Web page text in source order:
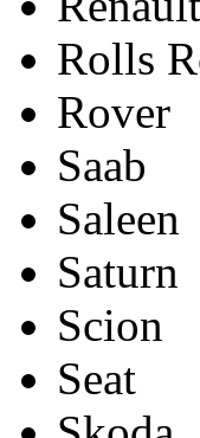
Rolls
Rover
Saab
Saleen
Saturn
Scion
Seat